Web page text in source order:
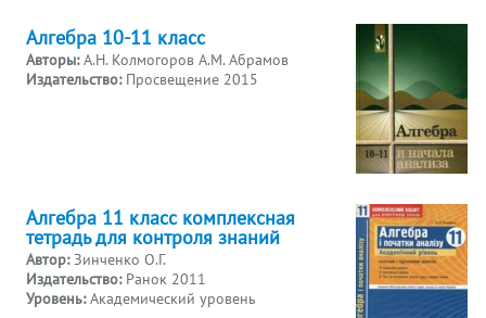
Алгебра 10-11 класс
Авторы:А.Н. Колмогоров А.М. Абрамов
Издательство: Просвещение 2015
Алгебра 11 класс комплексная
тетрадь для контроля знаний
Автор:Зинченко О.Г.
Издательство: Ранок 2011
Уровень: Академический уровень